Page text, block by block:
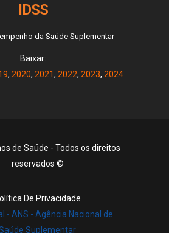
IDSS
da Saúde Suplementar
Baixar:
, 2020, 2021, 2022, 2023, 2024
de Saúde - Todos os direitos
reservados ©
De Privacidade